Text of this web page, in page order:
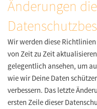
Änderungen
Wir werden diese
von Zeit zu Zeit
gelegentlich ansehen, um
wie wir Deine Daten
verbessern. Das letzte
ersten Zeile dieser